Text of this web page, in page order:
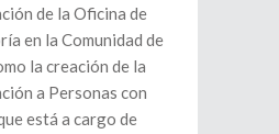
de la Oficina de
en la Comunidad de
la creación de la
a Personas con
está a cargo de